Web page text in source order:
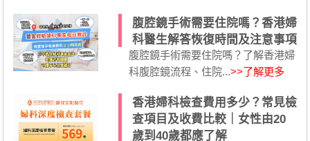
腹腔鏡手術需要住院嗎？香港婦
科醫生解答恢復時間及注意事項
腹腔鏡手術需要住院嗎？了解香港婦
科腹腔鏡流程、住院...>>了解更多
香港婦科檢查費用多少？常見檢
查項目及收費比較｜女性由20
歲到40歲都應了解